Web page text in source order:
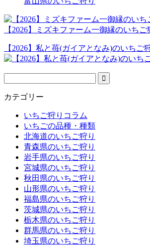
【2026】ミズキファーム一御縁のいちご
【2026】私と苺(ガイアとなみ)のいちご
カテゴリー
いちご狩りコラム
いちごの品種・種類
北海道のいちご狩り
青森県のいちご狩り
岩手県のいちご狩り
宮城県のいちご狩り
秋田県のいちご狩り
山形県のいちご狩り
福島県のいちご狩り
茨城県のいちご狩り
栃木県のいちご狩り
群馬県のいちご狩り
埼玉県のいちご狩り